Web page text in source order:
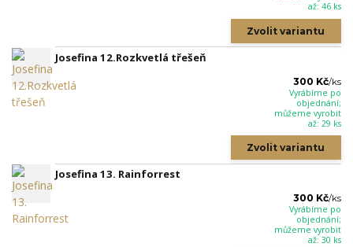
až: 46 ks
Zvolit variantu
Josefina 12.Rozkvetlá třešeň
300 Kč/ks
Vyrábíme po
objednání;
můžeme vyrobit
až: 29 ks
Zvolit variantu
Josefina 13. Rainforrest
300 Kč/ks
Vyrábíme po
objednání;
můžeme vyrobit
až: 30 ks